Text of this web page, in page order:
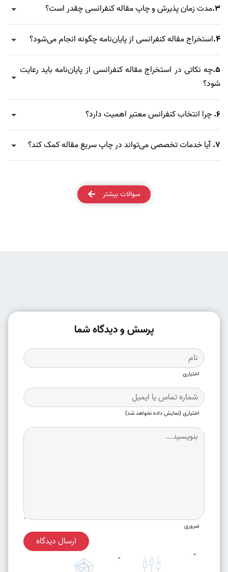
3.مدت زمان پذیرش و چاپ مقاله کنفرانسی چقدر است؟
4. استخراج مقاله کنفرانسی از پایان‌نامه چگونه انجام می‌شود؟
5.چه نکاتی در استخراج مقاله کنفرانسی از پایان‌نامه باید رعایت
شود؟
6. چرا انتخاب کنفرانس معتبر اهمیت دارد؟
7. آیا خدمات تخصصی می‌تواند در چاپ سریع مقاله کمک کند؟
سوالات بیشتر
پرسش و دیدگاه شما
اختیاری
اختیاری (نمایش داده نخواهد شد)
ضروری
ارسال دیدگاه